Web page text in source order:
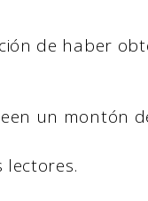
de haber
un montón